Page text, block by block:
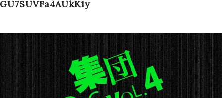
Schedule
GU7SUVFa4AUkK1y